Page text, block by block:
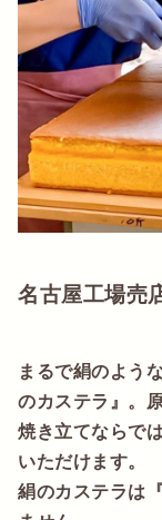
名古屋工場売
まるで絹のよう
のカステラ』。
焼き立てならで
いただけます。
絹のカステラは